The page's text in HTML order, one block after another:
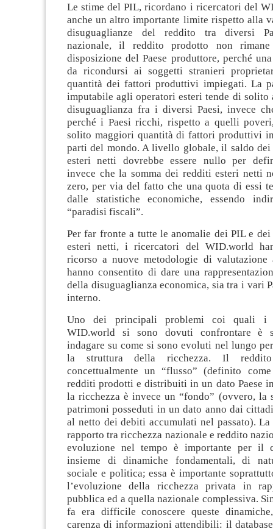
Le stime del PIL, ricordano i ricercatori del
anche un altro importante limite rispetto alla
disuguaglianze del reddito tra diversi
nazionale, il reddito prodotto non rimane
disposizione del Paese produttore, perché
da ricondursi ai soggetti stranieri
quantità dei fattori produttivi impiegati. La
imputabile agli operatori esteri tende di solito
disuguaglianza fra i diversi Paesi, invece
perché i Paesi ricchi, rispetto a quelli
solito maggiori quantità di fattori produttivi
parti del mondo. A livello globale, il saldo
esteri netti dovrebbe essere nullo per
invece che la somma dei redditi esteri netti
zero, per via del fatto che una quota di essi
dalle statistiche economiche, essendo
“paradisi fiscali”.
Per far fronte a tutte le anomalie dei PIL e
esteri netti, i ricercatori del WID.world
ricorso a nuove metodologie di valutazione
hanno consentito di dare una
della disuguaglianza economica, sia tra i vari
interno.
Uno dei principali problemi coi quali i
WID.world si sono dovuti confrontare è
indagare su come si sono evoluti nel lungo
la struttura della ricchezza. Il
concettualmente un “flusso” (definito
redditi prodotti e distribuiti in un dato Paese
la ricchezza è invece un “fondo” (ovvero, la
patrimoni posseduti in un dato anno dai
al netto dei debiti accumulati nel passato). La
rapporto tra ricchezza nazionale e reddito
evoluzione nel tempo è importante per il
insieme di dinamiche fondamentali, di
sociale e politica; essa è importante
l’evoluzione della ricchezza privata in
pubblica ed a quella nazionale complessiva.
fa era difficile conoscere queste
carenza di informazioni attendibili: il